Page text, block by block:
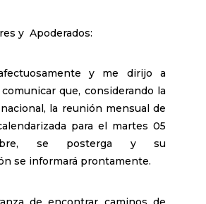
y Apoderados:
y me dirijo a
que, considerando la
la reunión mensual de
para el martes 05
se posterga y su
se informará prontamente.